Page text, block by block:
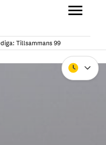
Stäng
Tillsammans 99